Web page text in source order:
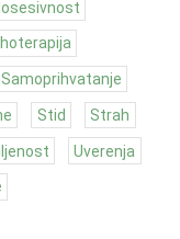
Samoprihvatanje
Stid Strah
Uverenja